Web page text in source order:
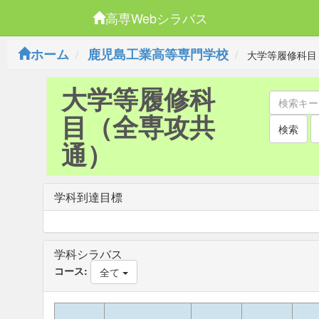
高専Webシラバス
ホーム
鹿児島工業高等専門学校 大学等履修科
大学等履修科
目（全専攻共
通）
検索
学科到達目標
学科シラバス
コース: 全て